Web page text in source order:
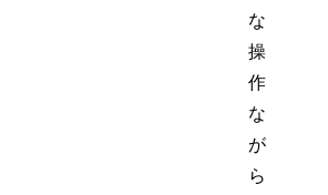
な
操
作
な
が
ら